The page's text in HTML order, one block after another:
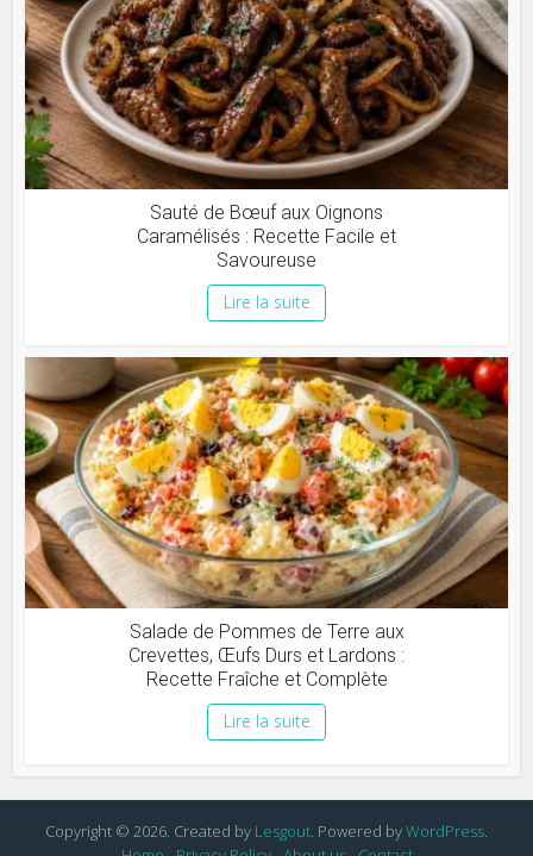
Sauté de Bœuf aux Oignons
Caramélisés : Recette Facile et
Savoureuse
Lire la suite
Salade de Pommes de Terre aux
Crevettes, Œufs Durs et Lardons :
Recette Fraîche et Complète
Lire la suite
Copyright © 2026. Created by Lesgout. Powered byWordPress.